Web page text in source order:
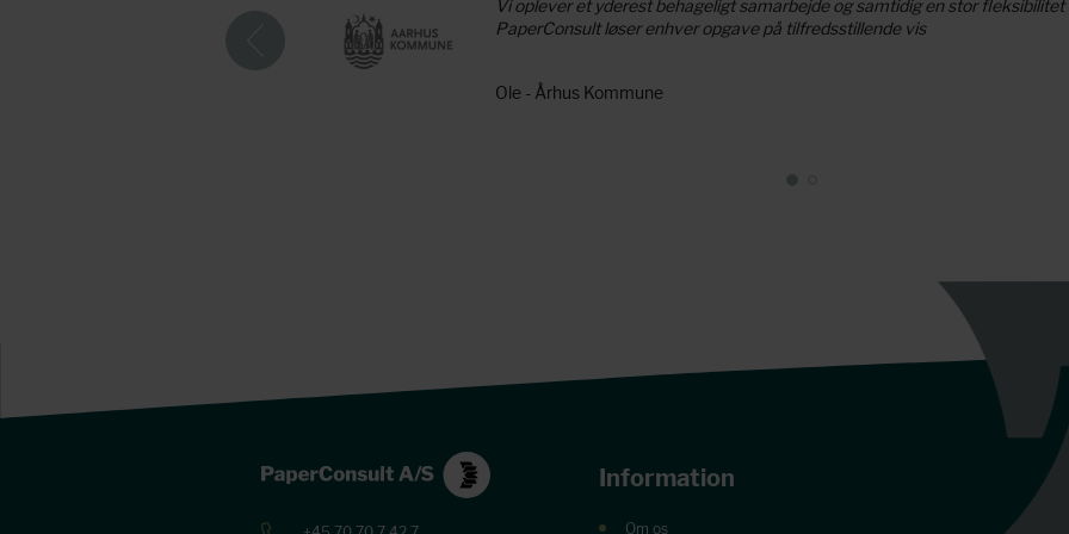
Vi oplever et yderest behageligt samarbejde og samtidig en stor
PaperConsult løser enhver opgave på tilfredsstillende vis
Ole - Århus Kommune
Information
Om os